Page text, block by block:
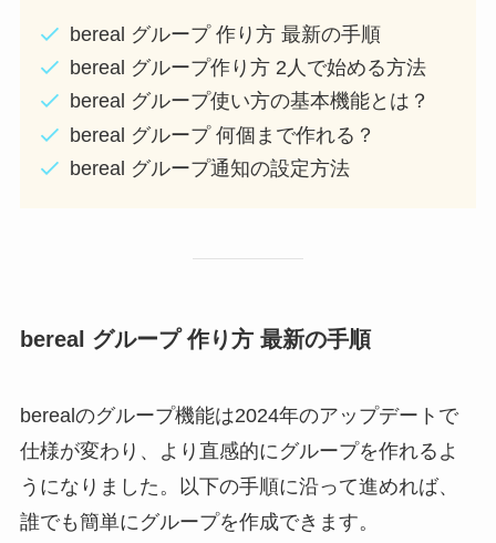
bereal グループ 作り方 最新の手順
bereal グループ作り方 2人で始める方法
bereal グループ使い方の基本機能とは？
bereal グループ 何個まで作れる？
bereal グループ通知の設定方法
bereal グループ 作り方 最新の手順
berealのグループ機能は2024年のアップデートで
仕様が変わり、より直感的にグループを作れるよ
うになりました。以下の手順に沿って進めれば、
誰でも簡単にグループを作成できます。